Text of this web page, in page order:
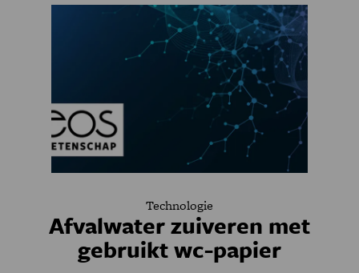
Technologie
Afvalwater zuiveren met
gebruikt wc-papier